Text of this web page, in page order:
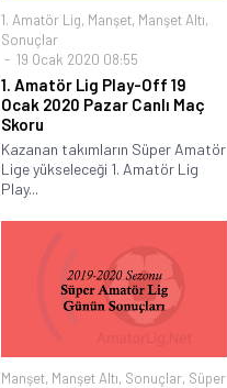
1. Amatör Lig, Manşet, Manşet Altı,
Sonuçlar
19 Ocak 2020 08:55
1. Amatör Lig Play-Off 19
Ocak 2020 Pazar Canlı Maç
Skoru
Kazanan takımların Süper Amatör
Lige yükseleceği 1. Amatör Lig
Play...
Manşet, Manşet Altı, Sonuçlar, Süper